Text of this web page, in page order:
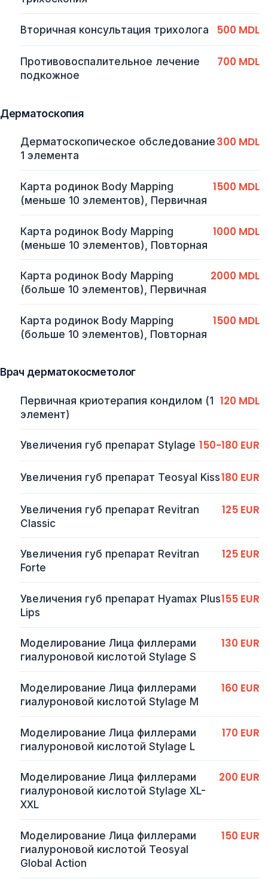
Вторичная консультация трихолога 500 MDL
Противовоспалительное лечение
подкожное
700 MDL
Дерматоскопия
Дерматоскопическое обследование
1 элемента
300 MDL
Карта родинок Body Mapping
(меньше 10 элементов), Первичная
1500 MDL
Карта родинок Body Mapping
(меньше 10 элементов), Повторная
1000 MDL
Карта родинок Body Mapping
(больше 10 элементов), Первичная
2000 MDL
Карта родинок Body Mapping
(больше 10 элементов), Повторная
1500 MDL
Врач дерматокосметолог
Первичная криотерапия кондилом (1
элемент)
120 MDL
Увеличения губ препарат Stylage 150-180 EUR
Увеличения губ препарат Teosyal Kiss180 EUR
Увеличения губ препарат Revitran
Classic
125 EUR
Увеличения губ препарат Revitran
Forte
125 EUR
Увеличения губ препарат Hyamax Plus
Lips
155 EUR
Моделирование Лица филлерами
гиалуроновой кислотой Stylage S
130 EUR
Моделирование Лица филлерами
гиалуроновой кислотой Stylage M
160 EUR
Моделирование Лица филлерами
гиалуроновой кислотой Stylage L
170 EUR
Моделирование Лица филлерами
гиалуроновой кислотой Stylage XL-
XXL
200 EUR
Моделирование Лица филлерами
гиалуроновой кислотой Teosyal
Global Action
150 EUR